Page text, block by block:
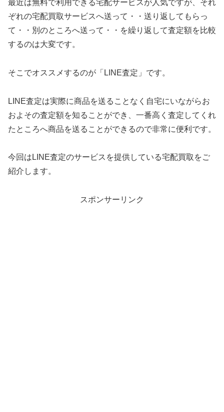
最近は無料で利用できる宅配サービスが人気ですが、それ
ぞれの宅配買取サービスへ送って・・送り返してもらっ
て・・別のところへ送って・・を繰り返して査定額を比較
するのは大変です。
そこでオススメするのが「LINE査定」です。
LINE査定は実際に商品を送ることなく自宅にいながらお
およその査定額を知ることができ、一番高く査定してくれ
たところへ商品を送ることができるので非常に便利です。
今回はLINE査定のサービスを提供している宅配買取をご
紹介します。
スポンサーリンク